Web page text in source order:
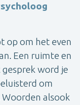
op om het even
Een ruimte en
word je
om
alsook